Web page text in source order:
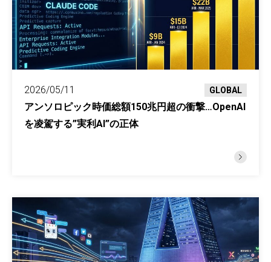
2026/05/11 GLOBAL
アンソロピック時価総額150兆円超の衝撃…OpenAI
を凌駕する”実利AI”の正体